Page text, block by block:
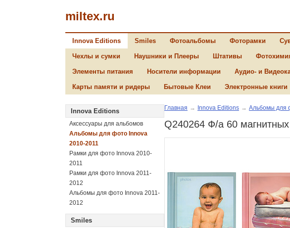
miltex.ru
Innova Editions Smiles Фотоальбомы Фоторамки
Чехлы и сумки Наушники и Плееры Штативы
Элементы питания Носители информации Аудио- и
Карты памяти и ридеры Бытовые Клеи Электронные книги
Innova Editions
Аксессуары для альбомов
Альбомы для фото Innova
2010-2011
Рамки для фото Innova 2010-
2011
Рамки для фото Innova 2011-
2012
Альбомы для фото Innova 2011-
2012
Smiles
Главная → Innova Editions → Альбомы для
Q240264 Ф/а 60